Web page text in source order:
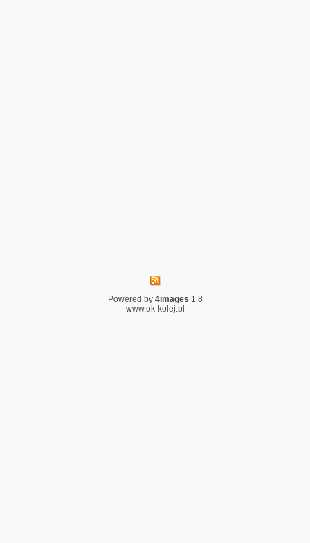
Powered by 4images 1.8
www.ok-kolej.pl